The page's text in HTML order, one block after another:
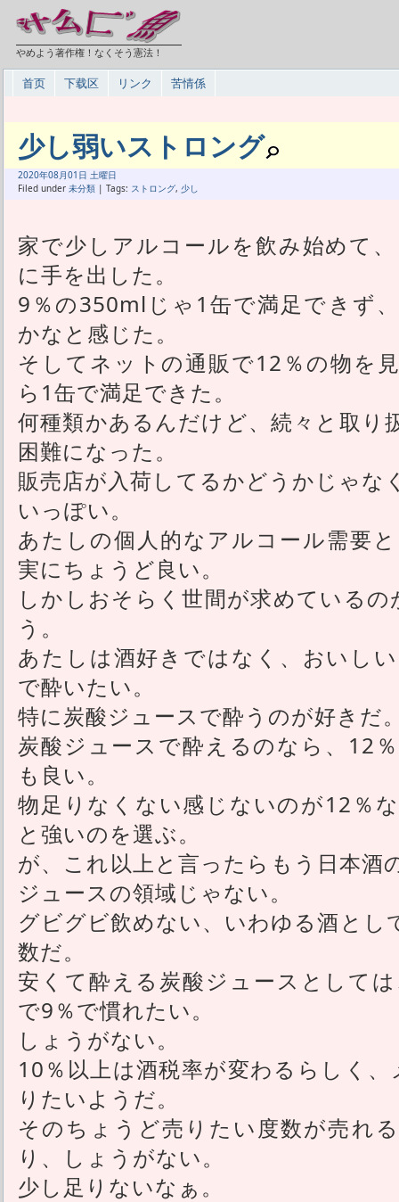
やめよう著作権！なくそう憲法！
首页 下载区 リンク 苦情係
少し弱いストロング
2020年08月01日 土曜日
Filed under 未分類 | Tags: ストロング, 少し
家で少しアルコールを飲み始めて
に手を出した。
9％の350mlじゃ1缶で満足できず
かなと感じた。
そしてネットの通販で12％の物を
ら1缶で満足できた。
何種類かあるんだけど、続々と取り
困難になった。
販売店が入荷してるかどうかじゃな
いっぽい。
あたしの個人的なアルコール需要
実にちょうど良い。
しかしおそらく世間が求めている
う。
あたしは酒好きではなく、おいし
で酔いたい。
特に炭酸ジュースで酔うのが好きだ
炭酸ジュースで酔えるのなら、12
も良い。
物足りなくない感じないのが12％
と強いのを選ぶ。
が、これ以上と言ったらもう日本酒
ジュースの領域じゃない。
グビグビ飲めない、いわゆる酒とし
数だ。
安くて酔える炭酸ジュースとして
で9％で慣れたい。
しょうがない。
10％以上は酒税率が変わるらしく
りたいようだ。
そのちょうど売りたい度数が売れ
り、しょうがない。
少し足りないなぁ。